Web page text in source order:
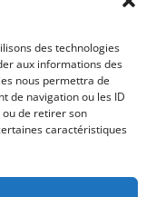
des technologies
aux informations des
nous permettra de
de navigation ou les ID
ou de retirer son
caractéristiques
des
cookies
Prix